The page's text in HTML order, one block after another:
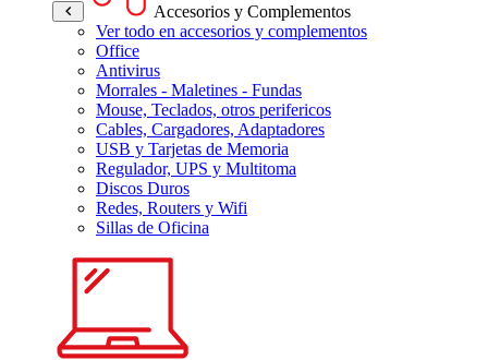
Accesorios y Complementos
Ver todo en accesorios y complementos
Office
Antivirus
Morrales - Maletines - Fundas
Mouse, Teclados, otros perifericos
Cables, Cargadores, Adaptadores
USB y Tarjetas de Memoria
Regulador, UPS y Multitoma
Discos Duros
Redes, Routers y Wifi
Sillas de Oficina